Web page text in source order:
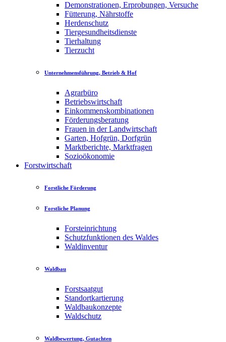
Demonstrationen, Erprobungen, Versuche
Fütterung, Nährstoffe
Herdenschutz
Tiergesundheitsdienste
Tierhaltung
Tierzucht
Unternehmensführung, Betrieb & Hof
Agrarbüro
Betriebswirtschaft
Einkommenskombinationen
Förderungsberatung
Frauen in der Landwirtschaft
Garten, Hofgrün, Dorfgrün
Marktberichte, Marktfragen
Sozioökonomie
Forstwirtschaft
Forstliche Förderung
Forstliche Planung
Forsteinrichtung
Schutzfunktionen des Waldes
Waldinventur
Waldbau
Forstsaatgut
Standortkartierung
Waldbaukonzepte
Waldschutz
Waldbewertung, Gutachten